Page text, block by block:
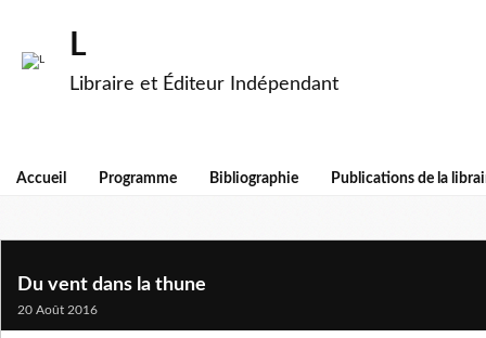
L
Libraire et Éditeur Indépendant
Accueil Programme Bibliographie Publications de la
Du vent dans la thune
20 Août 2016